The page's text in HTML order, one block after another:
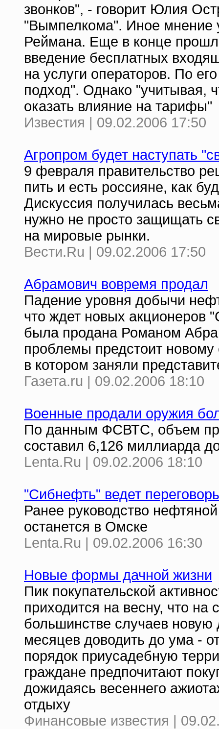
звонков", - говорит Юлия
"Вымпелкома". Иное мнение
Реймана. Еще в конце
введение бесплатных
на услуги операторов. По
подход". Однако "учитывая,
оказать влияние на тарифы"
Известия | 09.02.2006 17:50
Агропром будет наступать
9 февраля правительство
пить и есть россияне, как
Дискуссия получилась
нужно не просто защищать
на мировые рынки.
Вести.Ru | 09.02.2006 17:50
Абрамович вовремя продал
Падение уровня добычи
что ждет новых акционеров
была продана Романом
проблемы предстоит новому
в котором заняли
Газета.ru | 09.02.2006 18:10
Военные продали оружия
По данным ФСВТС, объем
составил 6,126 миллиарда
Lenta.Ru | 09.02.2006 18:10
"Сибнефть" ведет
Ранее руководство
останется в Омске
Lenta.Ru | 09.02.2006 16:30
Новые формы дачной жизни
Пик покупательской
приходится на весну, что
большинстве случаев новую
месяцев доводить до ума -
порядок приусадебную
граждане предпочитают
дожидаясь весеннего
отдыху
Финансовые известия |